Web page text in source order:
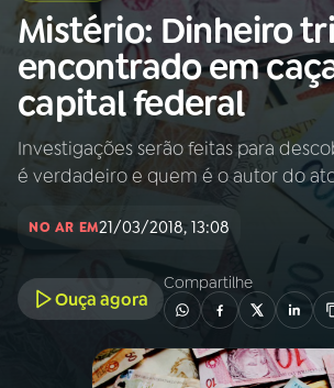
Buscar
na
Rádio
Nacional
Buscar
AO VIVO
INÍCIO
A RÁDIO
PROGRAMAÇÃO
Mistério: Dinheiro
encontrado em
capital federal
Investigações serão feitas para
é verdadeiro e quem é o autor do
NO AR EM21/03/2018, 13:08
Ouça agora
Compartilhe